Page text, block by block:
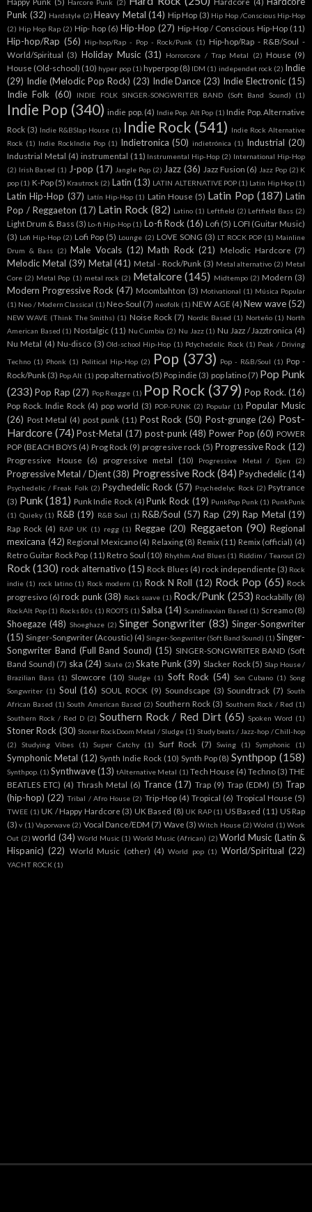
Harcore Punk (2)
Punk (32) Hardstyle (2) Heavy Metal (14) Hip Hop (3) Hip Hop /Conscious Hip-Hop
(2) Hip Hop Rap (2) Hip- hop (6) Hip-Hop (27) Hip-Hop / Conscious Hip-Hop (11)
Hip-hop/Rap (56) Hip-hop/Rap - Pop - Rock/Punk (1) Hip-hop/Rap - R&B/Soul -
World/Spiritual (3) Holiday Music (31) Horrorcore / Trap Metal (2) House (9)
House (Old-school) (10) hyper pop (1) hyperpop (8) IDM (1) independet rock (2) Indie
(29) Indie (Melodic Pop Rock) (23) Indie Dance (23) Indie Electronic (15)
Indie Folk (60) INDIE FOLK SINGER-SONGWRITER BAND (Soft Band Sound) (1)
Indie Pop (340) indie pop. (4) Indie Pop. Alt Pop (1) Indie Pop. Alternative
Rock (3) Indie R&BSlap House (1) Indie Rock (541) Indie Rock Alternative
Rock (1) Indie RockIndie Pop (1) Indietronica (50) indietrónica (1) Industrial (20)
Industrial Metal (4) instrumental (11) Instrumental Hip-Hop (2) International Hip-Hop
(2) Irish Based (1) J-pop (17) Jangle Pop (2) Jazz (36) Jazz Fusion (6) Jazz Pop (2) K
pop (1) K-Pop (5) Krautrock (2) Latin (13) LATIN ALTERNATIVE POP (1) Latin Hip Hop (1)
Latin Hip-Hop (37) Latín Hip-Hop (1) Latin House (5) Latin Pop (187) Latin
Pop / Reggaeton (17) Latin Rock (82) Latino (1) Leftfield (2) Leftfield Bass (2)
Light Drum & Bass (3) Lo-fi Hip-Hop (1) Lo-fi Rock (16) Lofi (5) LOFI (Guitar Music)
(3) Lofi Hip-Hop (2) Lofi Pop (5) Lounge (2) LOVE SONG (3) LT ROCK POP (1) Mainline
Drum & Bass (2) Male Vocals (12) Math Rock (21) Melodic Hardcore (7)
Melodic Metal (39) Metal (41) Metal - Rock/Punk (3) Metal alternativo (2) Metal
Core (2) Metal Pop (1) metal rock (2) Metalcore (145) Midtempo (2) Modern (3)
Modern Progressive Rock (47) Moombahton (3) Motivational (1) Música Popular
(1) Neo / Modern Classical (1) Neo-Soul (7) neofolk (1) NEW AGE (4) New wave (52)
NEW WAVE (Think The Smiths) (1) Noise Rock (7) Nordic Based (1) Norteño (1) North
American Based (1) Nostalgic (11) Nu Cumbia (2) Nu Jazz (1) Nu Jazz / Jazztronica (4)
Nu Metal (4) Nu-disco (3) Old-school Hip-Hop (1) Pdychedelic Rock (1) Peak / Driving
Techno (1) Phonk (1) Political Hip-Hop (2) Pop (373) Pop - R&B/Soul (1) Pop -
Rock/Punk (3) Pop Alt (1) pop alternativo (5) Pop indie (3) pop latino (7) Pop Punk
(233) Pop Rap (27) Pop Reagge (1) Pop Rock (379) Pop Rock. (16)
Pop Rock. Indie Rock (4) pop world (3) POP-PUNK (2) Popular (1) Popular Music
(26) Post Metal (4) post punk (11) Post Rock (50) Post-grunge (26) Post-
Hardcore (74) Post-Metal (17) post-punk (48) Power Pop (60) POWER
POP (BEACH BOYS (4) Prog Rock (9) progresive rock (5) Progressive Rock (12)
Progressive House (6) progressive metal (10) Progressive Metal / Djen (2)
Progressive Metal / Djent (38) Progressive Rock (84) Psychedelic(14)
Psychedelic / Freak Folk (2) Psychedelic Rock (57) Psychedelyc Rock (2) Psytrance
(3) Punk (181) Punk Indie Rock (4) Punk Rock (19) PunkPop Punk (1) PunkPunk
(1) Quieky (1) R&B (19) R&B Soul (1) R&B/Soul (57) Rap (29) Rap Metal (19)
Rap Rock (4) RAP UK (1) regg (1) Reggae (20) Reggaeton (90) Regional
mexicana (42) Regional Mexicano (4) Relaxing (8) Remix (11) Remix (official) (4)
Retro Guitar Rock Pop (11) Retro Soul (10) Rhythm And Blues (1) Riddim / Tearout (2)
Rock (130) rock alternativo (15) Rock Blues (4) rock independiente (3) Rock
indie (1) rock latino (1) Rock modern (1) Rock N Roll (12) Rock Pop (65) Rock
progresivo (6) rock punk (38) Rock suave (1) Rock/Punk (253) Rockabilly (8)
RockAlt Pop (1) Rocks 80s (1) ROOTS (1) Salsa (14) Scandinavian Based (1) Screamo (8)
Shoegaze (48) Shoeghaze (2) Singer Songwriter (83) Singer-Songwriter
(15) Singer-Songwriter (Acoustic) (4) Singer-Songwriter (Soft Band Sound) (1) Singer-
Songwriter Band (Full Band Sound) (15) SINGER-SONGWRITER BAND (Soft
Band Sound) (7) ska (24) Skate (2) Skate Punk (39) Slacker Rock (5) Slap House /
Brazilian Bass (1) Slowcore (10) Sludge (1) Soft Rock (54) Son Cubano (1) Song
Songwriter (1) Soul (16) SOUL ROCK (9) Soundscape (3) Soundtrack (7) South
African Based (1) South American Based (2) Southern Rock (3) Southern Rock / Red (1)
Southern Rock / Red D (2) Southern Rock / Red Dirt (65) Spoken Word (1)
Stoner Rock (30) Stoner RockDoom Metal / Sludge (1) Study beats / Jazz-hop / Chill-hop
(2)
Studying Vibes (1) Super Catchy (1) Surf Rock (7) Swing (1) Symphonic (1)
Symphonic Metal (12) Synth Indie Rock (10) Synth Pop (8) Synthpop (158)
Synthpop. (1) Synthwave (13) tAlternative Metal (1) Tech House (4) Techno (3) THE
BEATLES ETC) (4) Thrash Metal (6) Trance (17) Trap (9) Trap (EDM) (5) Trap
(hip-hop) (22) Tribal / Afro House (2) Trip-Hop (4) Tropical (6) Tropical House (5)
TWEE (1) UK / Happy Hardcore (3) UK Based (8) UK RAP (1) US Based (11) US Rap
(3) v (1) Vaporwave (2) Vocal Dance/EDM (7) Wave (3) Witch House (2) Wolrd (1) Work
Out (2) world (34) World Music (1) World Music (African) (2) World Music (Latin &
Hispanic) (22) World Music (other) (4) World pop (1) World/Spiritual (22)
YACHT ROCK (1)